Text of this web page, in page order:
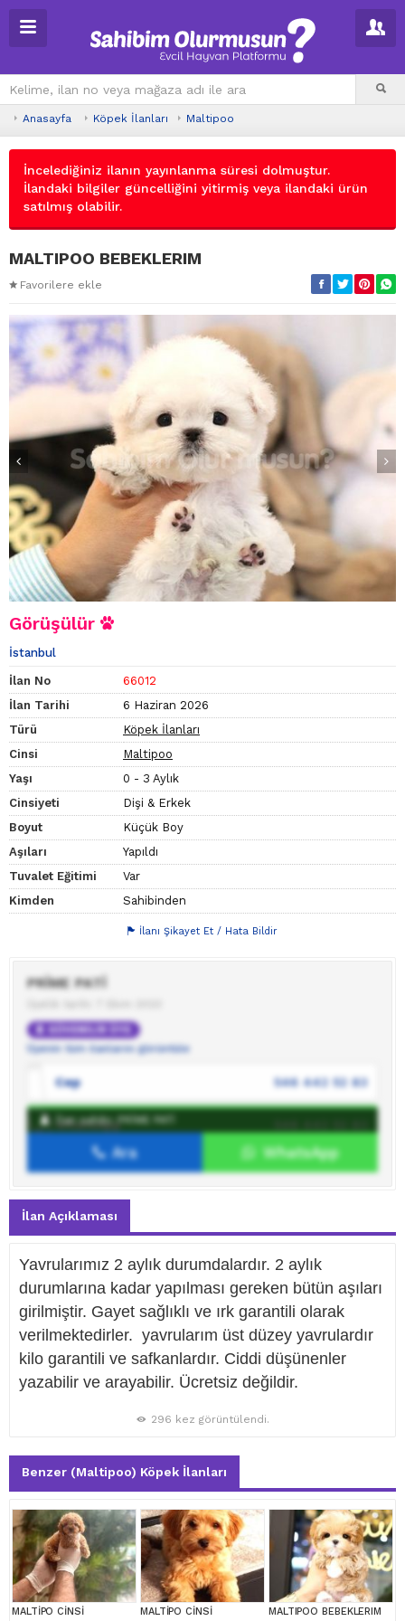
Anasayfa Köpek İlanları Maltipoo
İncelediğiniz ilanın yayınlanma süresi dolmuştur.
İlandaki bilgiler güncelliğini yitirmiş veya ilandaki ürün
satılmış olabilir.
MALTIPOO BEBEKLERIM
Favorilere ekle
Görüşülür
İstanbul
İlan No
66012
İlan Tarihi
6 Haziran 2026
Türü
Köpek İlanları
Cinsi
Maltipoo
Yaşı
0 - 3 Aylık
Cinsiyeti
Dişi & Erkek
Boyut
Küçük Boy
Aşıları
Yapıldı
Tuvalet Eğitimi
Var
Kimden
Sahibinden
İlanı Şikayet Et / Hata Bildir
PRİME PATİ
Üyenin tüm ilanlarını görüntüle
Cep 546 442 52 83
WhatsApp
İlan sahibine mesaj gönder
İlan sahibi: PRİME PATİ
Ara WhatsApp
İlan Açıklaması
Yavrularımız 2 aylık durumdalardır. 2 aylık
durumlarına kadar yapılması gereken bütün aşıları
girilmiştir. Gayet sağlıklı ve ırk garantili olarak
verilmektedirler. yavrularım üst düzey yavrulardır
kilo garantili ve safkanlardır. Ciddi düşünenler
yazabilir ve arayabilir. Ücretsiz değildir.
296 kez görüntülendi.
Benzer (Maltipoo) Köpek İlanları
MALTİPO CİNSİ MALTİPO CİNSİ MALTIPOO BEBEKLERIM